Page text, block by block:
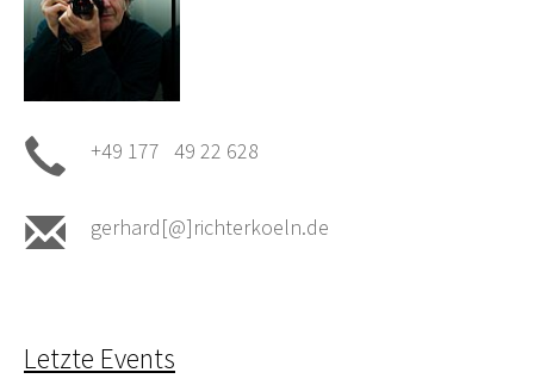
+49 177 49 22 628
gerhard[@]richterkoeln.de
Letzte Events